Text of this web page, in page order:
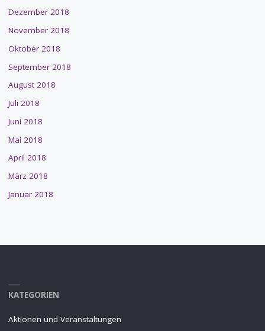
Dezember 2018
November 2018
Oktober 2018
September 2018
August 2018
Juli 2018
Juni 2018
Mai 2018
April 2018
März 2018
Januar 2018
KATEGORIEN
Aktionen und Veranstaltungen